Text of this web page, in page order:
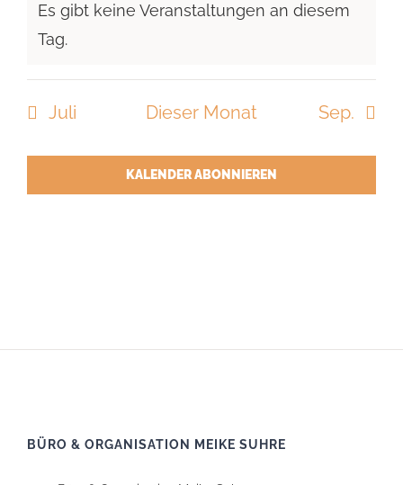
Hinweis
Es gibt keine Veranstaltungen an diesem
Tag.
Juli Dieser Monat Sep.
KALENDER ABONNIEREN
BÜRO & ORGANISATION MEIKE SUHRE